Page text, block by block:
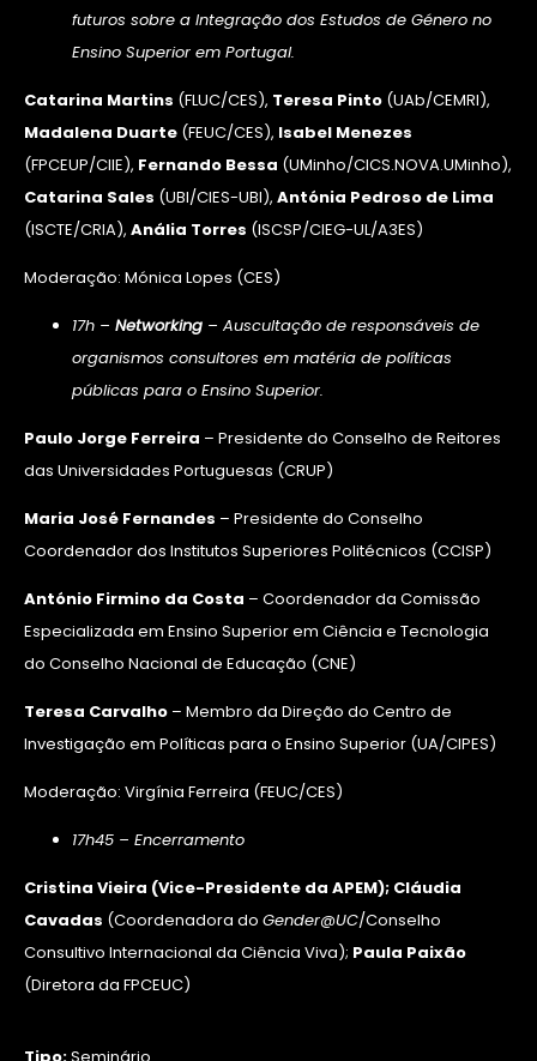
futuros sobre a Integração dos Estudos de Género no
Ensino Superior em Portugal.
Catarina Martins (FLUC/CES), Teresa Pinto (UAb/CEMRI),
Madalena Duarte (FEUC/CES), Isabel Menezes
(FPCEUP/CIIE), Fernando Bessa (UMinho/CICS.NOVA.UMinho),
Catarina Sales (UBI/CIES-UBI), Antónia Pedroso de Lima
(ISCTE/CRIA), Anália Torres (ISCSP/CIEG-UL/A3ES)
Moderação: Mónica Lopes (CES)
17h – Networking – Auscultação de responsáveis de
organismos consultores em matéria de políticas
públicas para o Ensino Superior.
Paulo Jorge Ferreira – Presidente do Conselho de Reitores
das Universidades Portuguesas (CRUP)
Maria José Fernandes – Presidente do Conselho
Coordenador dos Institutos Superiores Politécnicos (CCISP)
António Firmino da Costa – Coordenador da Comissão
Especializada em Ensino Superior em Ciência e Tecnologia
do Conselho Nacional de Educação (CNE)
Teresa Carvalho – Membro da Direção do Centro de
Investigação em Políticas para o Ensino Superior (UA/CIPES)
Moderação: Virgínia Ferreira (FEUC/CES)
17h45 – Encerramento
Cristina Vieira (Vice-Presidente da APEM); Cláudia
Cavadas (Coordenadora do Gender@UC/Conselho
Consultivo Internacional da Ciência Viva); Paula Paixão
(Diretora da FPCEUC)